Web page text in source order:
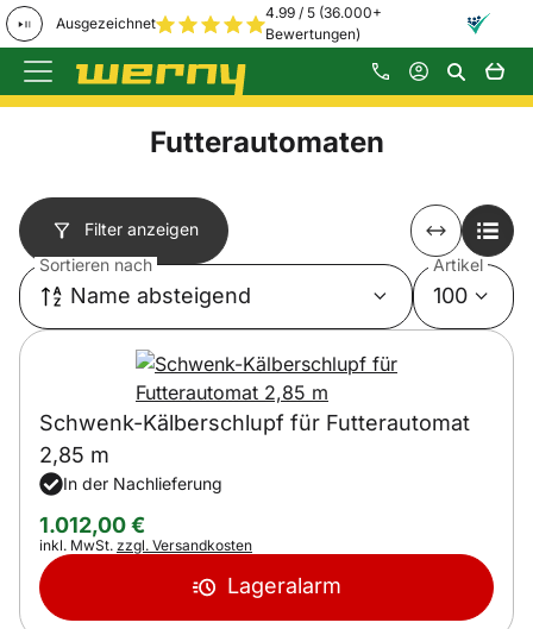
Ausgezeichnet
4.99 / 5 (36.000+
Bewertungen)
Zum Hauptinhalt springen
Futterautomaten
Filter anzeigen
Sortieren nach
Name absteigend
Artikel
100
Schwenk-Kälberschlupf für Futterautomat
2,85 m
In der Nachlieferung
1.012,00€
Steuerhinweis:
inkl. MwSt. zzgl. Versandkosten
Lageralarm